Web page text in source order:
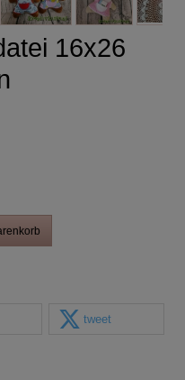
16x26
tweet